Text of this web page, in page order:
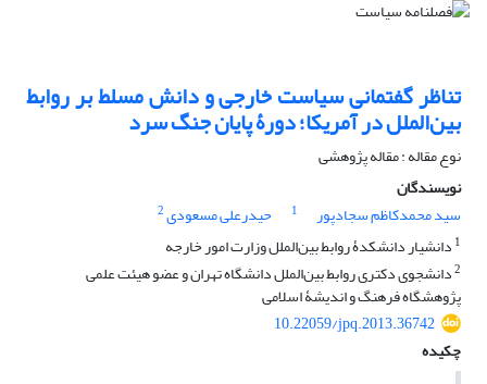
تناظر گفتمانی سیاست خارجی و دانش مسلط بر روابط
بین‌الملل در آمریکا؛ دورۀ پایان جنگ سرد
نوع مقاله : مقاله پژوهشی
نویسندگان
سید محمدکاظم سجادپور
1 حیدرعلی مسعودی2
1 دانشیار دانشکدۀ روابط بین‌الملل وزارت امور خارجه
2دانشجوی دکتری روابط بین‌الملل دانشگاه تهران و عضو هیئت علمی
پژوهشگاه فرهنگ و اندیشۀ اسلامی
10.22059/jpq.2013.36742
چکیده